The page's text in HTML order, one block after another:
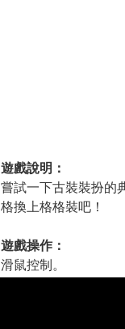
遊戲說明：
嘗試一下古裝裝扮的
格換上格格裝吧！
遊戲操作：
滑鼠控制。